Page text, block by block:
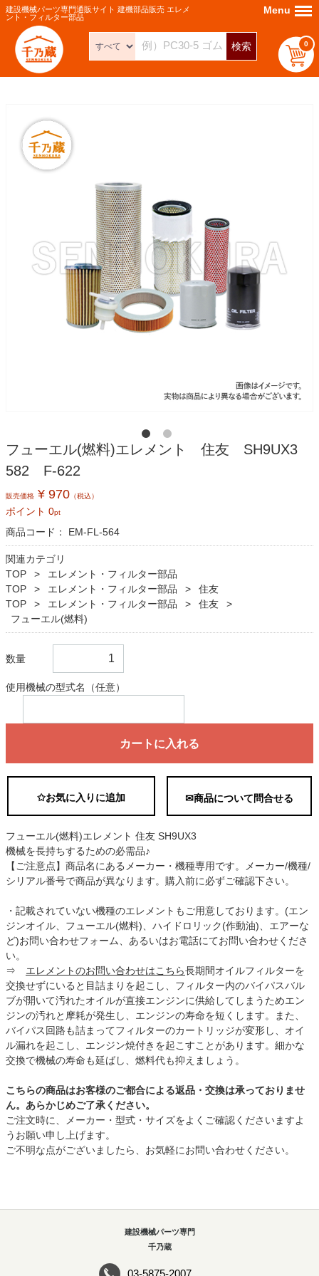
建設機械パーツ専門通販サイト 建機部品販売 エレメ
ント・フィルター部品
検索 0
Menu Menu
フューエル(燃料)エレメント 住友 SH9UX3
582 F-622
販売価格 ¥ 970 （税込）
ポイント 0pt
商品コード： EM-FL-564
関連カテゴリ
TOP
エレメント・フィルター部品
TOP
エレメント・フィルター部品
住友
TOP
エレメント・フィルター部品
住友
フューエル(燃料)
数量
使用機械の型式名（任意）
カートに入れる
✩お気に入りに追加 ✉商品について問合せる
フューエル(燃料)エレメント 住友 SH9UX3
機械を長持ちするための必需品♪
【ご注意点】商品名にあるメーカー・機種専用です。メーカー/機種/
シリアル番号で商品が異なります。購入前に必ずご確認下さい。
・記載されていない機種のエレメントもご用意しております。(エン
ジンオイル、フューエル(燃料)、ハイドロリック(作動油)、エアーな
ど)お問い合わせフォーム、あるいはお電話にてお問い合わせくださ
い。
⇒ エレメントのお問い合わせはこちら長期間オイルフィルターを
交換せずにいると目詰まりを起こし、フィルター内のバイパスバル
ブが開いて汚れたオイルが直接エンジンに供給してしまうためエン
ジンの汚れと摩耗が発生し、エンジンの寿命を短くします。また、
バイパス回路も詰まってフィルターのカートリッジが変形し、オイ
ル漏れを起こし、エンジン焼付きを起こすことがあります。細かな
交換で機械の寿命も延ばし、燃料代も抑えましょう。
こちらの商品はお客様のご都合による返品・交換は承っておりませ
ん。あらかじめご了承ください。
ご注文時に、メーカー・型式・サイズをよくご確認くださいますよ
うお願い申し上げます。
ご不明な点がございましたら、お気軽にお問い合わせください。
建設機械パーツ専門
千乃蔵
03-5875-2007